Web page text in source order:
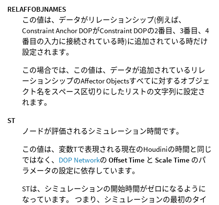
RELAFFOBJNAMES
この値は、データがリレーションシップ(例えば、
Constraint Anchor DOPがConstraint DOPの2番目、3番目、4
番目の入力に接続されている時)に追加されている時だけ
設定されます。
この場合では、この値は、データが追加されているリレ
ーションシップのAffector Objectsすべてに対するオブジェ
クト名をスペース区切りにしたリストの文字列に設定さ
れます。
ST
ノードが評価されるシミュレーション時間です。
この値は、変数Tで表現される現在のHoudiniの時間と同じ
ではなく、 DOP Networkの Offset Time と Scale Time のパ
ラメータの設定に依存しています。
STは、シミュレーションの開始時間がゼロになるように
なっています。 つまり、シミュレーションの最初のタイ